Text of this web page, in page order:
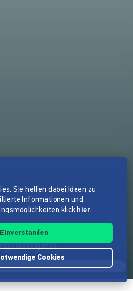
Sie helfen dabei Ideen zu
Informationen und
klick hier.
Einverstanden
Cookies